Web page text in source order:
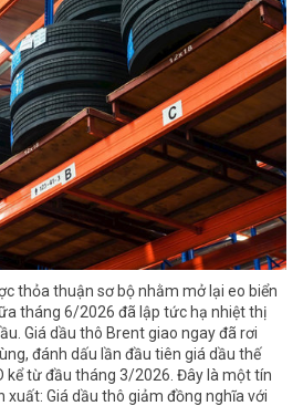
thỏa thuận sơ bộ nhằm mở lại eo biển
tháng 6/2026 đã lập tức hạ nhiệt thị
Giá dầu thô Brent giao ngay đã rơi
đánh dấu lần đầu tiên giá dầu thế
kể từ đầu tháng 3/2026. Đây là một tín
xuất: Giá dầu thô giảm đồng nghĩa với